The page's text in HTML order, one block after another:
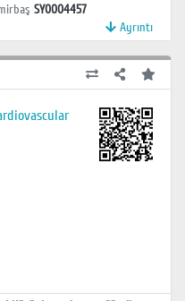
SY0004457
Ayrıntı